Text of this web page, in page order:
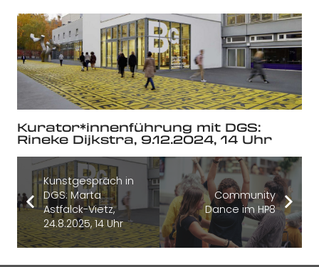
Kurator*innenführung mit DGS:
Rineke Dijkstra, 9.12.2024, 14 Uhr
Kunstgespräch in
DGS: Marta
Astfalck-Vietz,
24.8.2025, 14 Uhr
Community
Dance im HP8